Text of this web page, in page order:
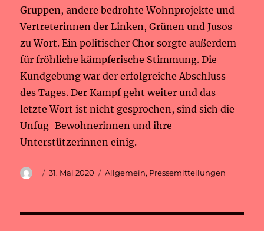
Gruppen, andere bedrohte Wohnprojekte und
Vertreterinnen der Linken, Grünen und Jusos
zu Wort. Ein politischer Chor sorgte außerdem
für fröhliche kämpferische Stimmung. Die
Kundgebung war der erfolgreiche Abschluss
des Tages. Der Kampf geht weiter und das
letzte Wort ist nicht gesprochen, sind sich die
Unfug-Bewohnerinnen und ihre
Unterstützerinnen einig.
AutorVeröffentlicht
31. Mai 2020 Kategorien
Allgemein, Pressemitteilungen